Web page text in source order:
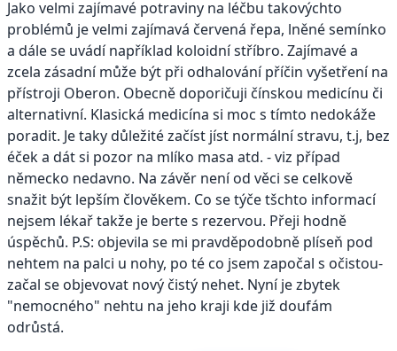
Jako velmi zajímavé potraviny na léčbu takovýchto
problémů je velmi zajímavá červená řepa, lněné semínko
a dále se uvádí například koloidní stříbro. Zajímavé a
zcela zásadní může být při odhalování příčin vyšetření na
přístroji Oberon. Obecně doporičuji čínskou medicínu či
alternativní. Klasická medicína si moc s tímto nedokáže
poradit. Je taky důležité začíst jíst normální stravu, t.j, bez
éček a dát si pozor na mlíko masa atd. - viz případ
německo nedavno. Na závěr není od věci se celkově
snažit být lepším člověkem. Co se týče tšchto informací
nejsem lékař takže je berte s rezervou. Přeji hodně
úspěchů. P.S: objevila se mi pravděpodobně plíseň pod
nehtem na palci u nohy, po té co jsem započal s očistou-
začal se objevovat nový čistý nehet. Nyní je zbytek
"nemocného" nehtu na jeho kraji kde již doufám
odrůstá.